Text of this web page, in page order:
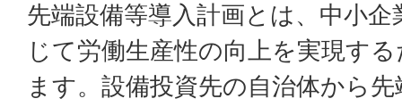
先端設備等導入計画とは、中小
じて労働生産性の向上を実現す
ます。設備投資先の自治体から